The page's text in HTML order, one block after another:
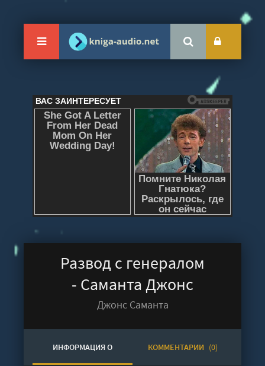
Развод с генералом
- Саманта Джонс
Джонс Саманта
ИНФОРМАЦИЯ О КОММЕНТАРИИ (0)